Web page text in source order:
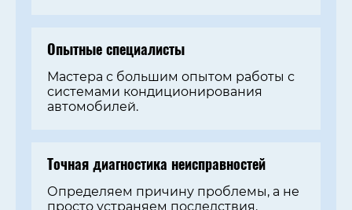
Опытные специалисты
Мастера с большим опытом работы с
системами кондиционирования
автомобилей.
Точная диагностика неисправностей
Определяем причину проблемы, а не
просто устраняем последствия.